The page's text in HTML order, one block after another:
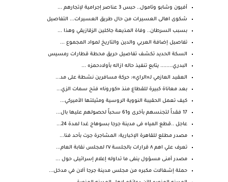
أفيون وشابو وتامول.. حبس 3 عناصر إجرامية لإتجارهم ...
شكوى اهالى العسيرات من حال طريق العسيرات... التفاصيل
بسبب السرطان.. وفاة المذيعة جاكلين الزقازيقي وهذا ...
تفاصيل إضافة العربي والدين والتاريخ لمواد المجموع ...
السكة الحديد تكشف تفاصيل حريق محطة قطارات رمسيس
البدري........ يتابع تنفيذ حاله ازاله بأولادحمزه ...
العقيد العازمي لـ«الراي»: حركة مسافرين نشطة على مد...
بعد معاناة كبيرة للقطاع منذ «كورونا» فتح سمات الزي...
كيف تعمل الحقيبة النووية الروسية ومثيلتها الأميركي...
17 فقداً لتجنسهم بأخرى و61 سحباً لحصولهم عليها بال...
عاجل ..قطع المياه فى مدينة جرجا بسوهاج غدا لمدة 24...
مصدر مطلع للقاهرة الإخبارية: المشاجرة جرت بأحد فنا...
تعرف علي اهم ٨ قرارات بالجلسة ٢٧ لمجلس نقابة العام...
مصدر أمنى مسؤول ينفى ما تداوله إعلام إسرائيلى حول ...
حملة إشغالات مكبره من مجلس مدينة جرجا آلان في مدخل...